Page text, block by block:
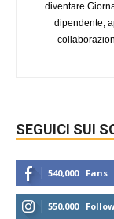
diventare
dipendente,
SEGUICI SUI
540,000 Fans
550,000